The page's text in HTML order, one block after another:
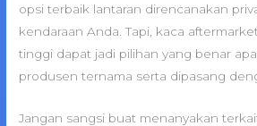
opsi terbaik lantaran direncanakan
kendaraan Anda. Tapi, kaca
tinggi dapat jadi pilihan yang benar
produsen ternama serta dipasang
Jangan sangsi buat menanyakan